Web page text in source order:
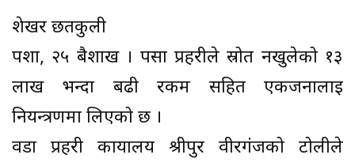
शेखर छतकुली
पर्शा, २५ बैशाख । पर्सा प्रहरीले स्रोत नखुलेको १३
लाख भन्दा बढी रकम सहित एकजनालाई
नियन्त्रणमा लिएको छ ।
वडा प्रहरी कार्यालय श्रीपुर वीरगंजको टोलीले